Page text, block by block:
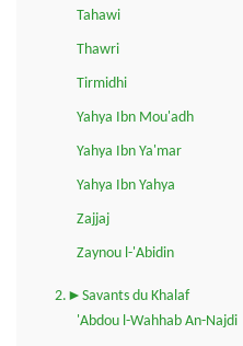
Tahawi
Thawri
Tirmidhi
Yahya Ibn Mou'adh
Yahya Ibn Ya'mar
Yahya Ibn Yahya
Zajjaj
Zaynou l-'Abidin
2.►Savants du Khalaf
'Abdou l-Wahhab An-Najdi